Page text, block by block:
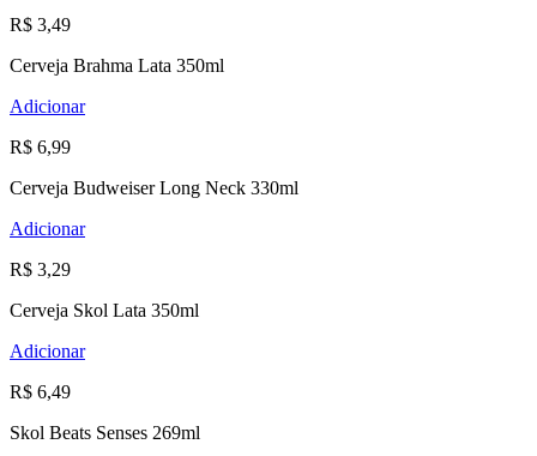
R$ 3,49
Cerveja Brahma Lata 350ml
Adicionar
R$ 6,99
Cerveja Budweiser Long Neck 330ml
Adicionar
R$ 3,29
Cerveja Skol Lata 350ml
Adicionar
R$ 6,49
Skol Beats Senses 269ml